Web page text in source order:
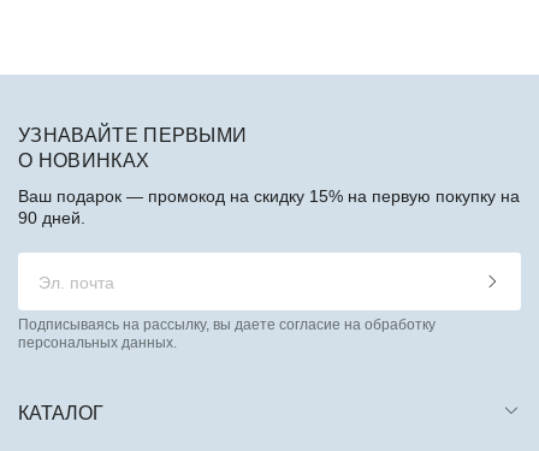
КАТАЛОГ
УЗНАВАЙТЕ ПЕРВЫМИ
О НОВИНКАХ
Ваш подарок — промокод на скидку 15% на первую покупку на
90 дней.
Подписываясь на рассылку, вы даете согласие на обработку
персональных данных.